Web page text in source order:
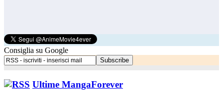
Consiglia su Google
Ultime MangaForever